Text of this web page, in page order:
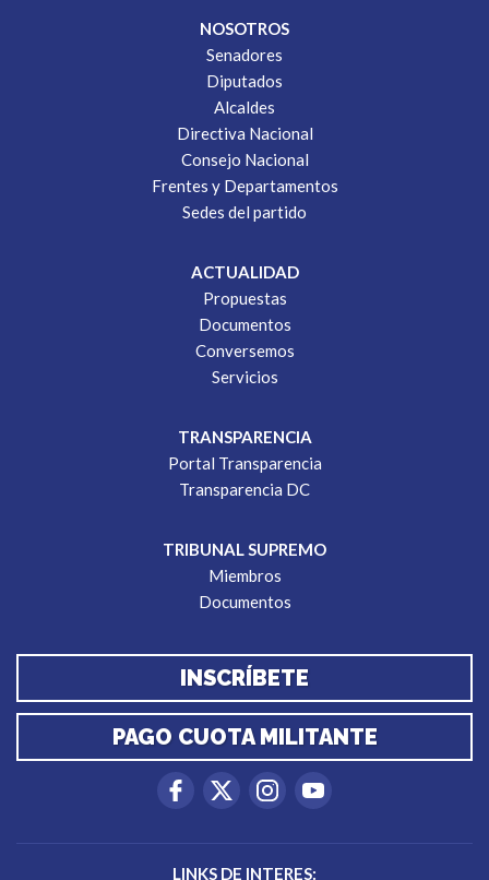
NOSOTROS
Senadores
Diputados
Alcaldes
Directiva Nacional
Consejo Nacional
Frentes y Departamentos
Sedes del partido
ACTUALIDAD
Propuestas
Documentos
Conversemos
Servicios
TRANSPARENCIA
Portal Transparencia
Transparencia DC
TRIBUNAL SUPREMO
Miembros
Documentos
INSCRÍBETE
PAGO CUOTA MILITANTE
LINKS DE INTERES: